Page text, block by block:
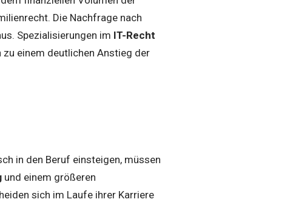
Die Nachfrage nach
Spezialisierungen im IT-Recht
einem deutlichen Anstieg der
in den Beruf einsteigen, müssen
und einem größeren
sich im Laufe ihrer Karriere